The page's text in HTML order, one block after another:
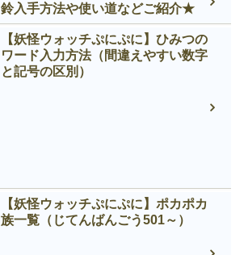
鈴入手方法や使い道などご紹介★
【妖怪ウォッチぷにぷに】ひみつの
ワード入力方法（間違えやすい数字
と記号の区別）
【妖怪ウォッチぷにぷに】ポカポカ
族一覧（じてんばんごう501～）